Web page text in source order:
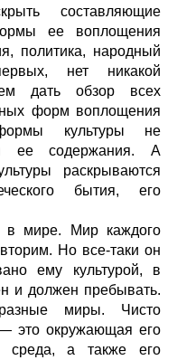
составляющие
ее воплощения
политика, народный
нет никакой
дать обзор всех
форм воплощения
культуры не
ее содер­жания. А
раскрываются
бытия, его
в мире. Мир каждого
Но все-таки он
ему культурой, в
и должен пребывать.
миры. Чисто
— это окружающая его
среда, а также его